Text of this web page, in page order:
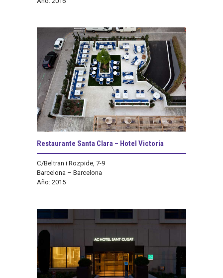
Restaurante Santa Clara – Hotel Victoria
C/Beltran i Rozpide, 7-9
Barcelona – Barcelona
Año: 2015